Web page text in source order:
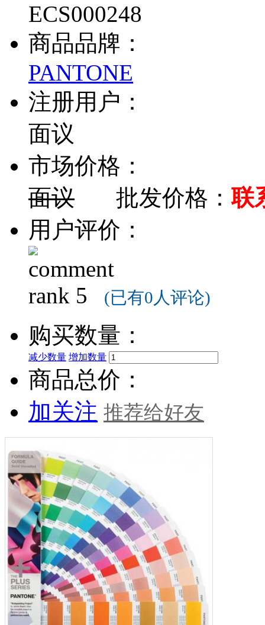
ECS000248
商品品牌：
PANTONE
注册用户：
面议
市场价格：
面议
批发价格：联
用户评价：
(已有0人评论)
购买数量：
减少数量 增加数量
商品总价：
加关注 推荐给好友